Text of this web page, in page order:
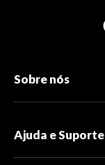
Sobre nós
Ajuda e Suporte